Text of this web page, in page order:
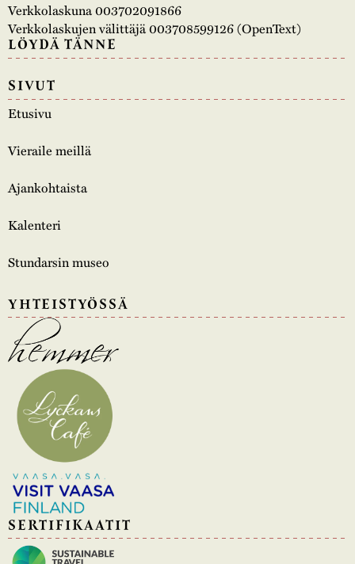
Verkkolaskuna 003702091866
Verkkolaskujen välittäjä 003708599126 (OpenText)
LÖYDÄ TÄNNE
SIVUT
Etusivu
Vieraile meillä
Ajankohtaista
Kalenteri
Stundarsin museo
YHTEISTYÖSSÄ
SERTIFIKAATIT